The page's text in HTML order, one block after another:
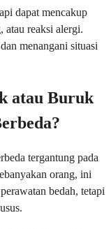
dapat mencakup
atau reaksi alergi.
menangani situasi
atau Buruk
tergantung pada
orang, ini
bedah, tetapi